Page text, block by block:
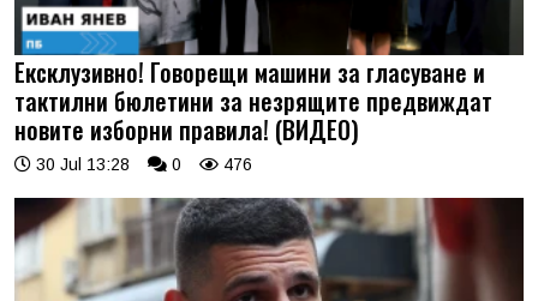
Ексклузивно! Говорещи машини за гласуване и
тактилни бюлетини за незрящите предвиждат
новите изборни правила! (ВИДЕО)
30 Jul 13:28 0 476